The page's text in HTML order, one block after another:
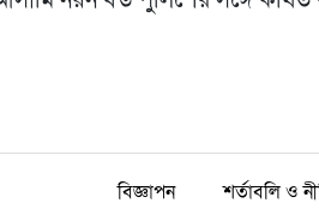
বিজ্ঞাপন শর্তাবলি ও